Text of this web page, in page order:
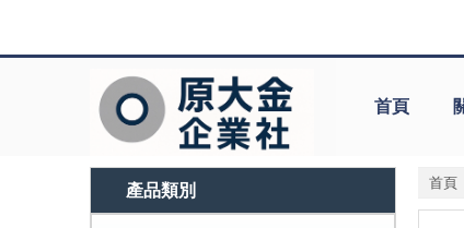
首頁
產品類別 首頁